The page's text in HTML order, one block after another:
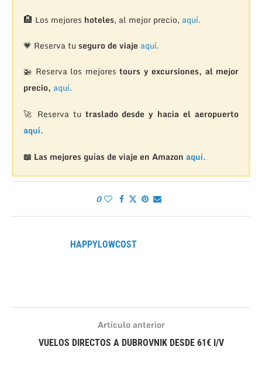
🏨 Los mejores hoteles, al mejor precio, aquí.
💗 Reserva tu seguro de viaje aquí.
🚁 Reserva los mejorestours y excursiones, al mejor
precio, aquí.
🚀 Reserva tu traslado desde y hacia el aeropuerto
aquí.
📖 Las mejores guías de viaje en Amazon aquí.
0
HAPPYLOWCOST
Artículo anterior
VUELOS DIRECTOS A DUBROVNIK DESDE 61€ I/V